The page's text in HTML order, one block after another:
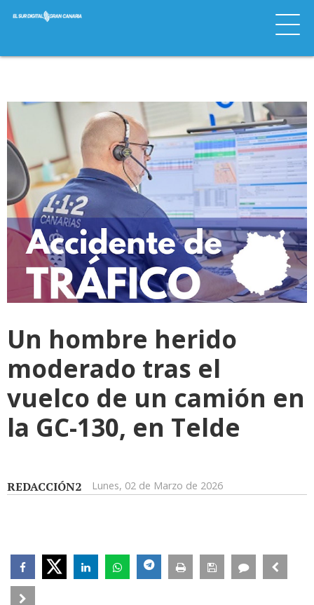
Un hombre herido
moderado tras el
vuelco de un camión en
la GC-130, en Telde
REDACCIÓN2 Lunes, 02 de Marzo de 2026